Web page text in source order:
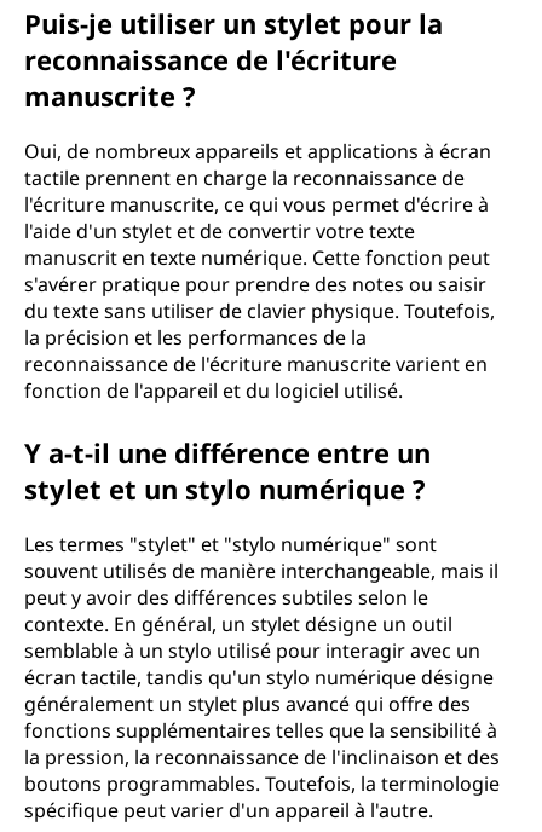
Puis-je utiliser un stylet pour la
reconnaissance de l'écriture
manuscrite ?
Oui, de nombreux appareils et applications à écran
tactile prennent en charge la reconnaissance de
l'écriture manuscrite, ce qui vous permet d'écrire à
l'aide d'un stylet et de convertir votre texte
manuscrit en texte numérique. Cette fonction peut
s'avérer pratique pour prendre des notes ou saisir
du texte sans utiliser de clavier physique. Toutefois,
la précision et les performances de la
reconnaissance de l'écriture manuscrite varient en
fonction de l'appareil et du logiciel utilisé.
Y a-t-il une différence entre un
stylet et un stylo numérique ?
Les termes "stylet" et "stylo numérique" sont
souvent utilisés de manière interchangeable, mais il
peut y avoir des différences subtiles selon le
contexte. En général, un stylet désigne un outil
semblable à un stylo utilisé pour interagir avec un
écran tactile, tandis qu'un stylo numérique désigne
généralement un stylet plus avancé qui offre des
fonctions supplémentaires telles que la sensibilité à
la pression, la reconnaissance de l'inclinaison et des
boutons programmables. Toutefois, la terminologie
spécifique peut varier d'un appareil à l'autre.